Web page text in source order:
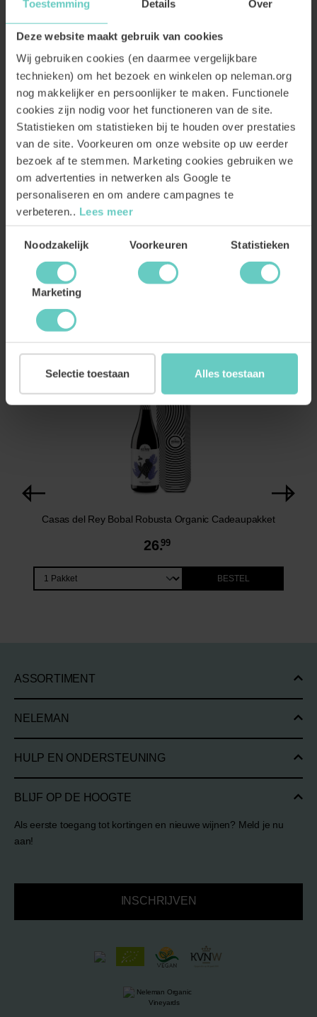
Toestemming Details Over
Deze website maakt gebruik van cookies
Wij gebruiken cookies (en daarmee vergelijkbare
technieken) om het bezoek en winkelen op neleman.org
nog makkelijker en persoonlijker te maken. Functionele
cookies zijn nodig voor het functioneren van de site.
Statistieken om statistieken bij te houden over prestaties
van de site. Voorkeuren om onze website op uw eerder
bezoek af te stemmen. Marketing cookies gebruiken we
om advertenties in netwerken als Google te
personaliseren en om andere campagnes te
verbeteren.. Lees meer
Toestemmingsselectie
Noodzakelijk Voorkeuren Statistieken
Marketing
Alles toestaan
Selectie toestaan
Casas del Rey Bobal Robusta Organic Cadeaupakket
26.99
BESTEL
ASSORTIMENT
NELEMAN
HULP EN ONDERSTEUNING
BLIJF OP DE HOOGTE
Als eerste toegang tot kortingen en nieuwe wijnen? Meld je nu
aan!
INSCHRIJVEN